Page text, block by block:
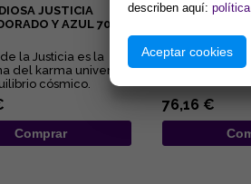
JUSTICIA
Y AZUL 70 CM
de la Justicia es la
del karma universal
cósmico.
la ley Divina...
Comprar
FIGURA
Figura de
76,16 €
describen aquí:
Aceptar cookies